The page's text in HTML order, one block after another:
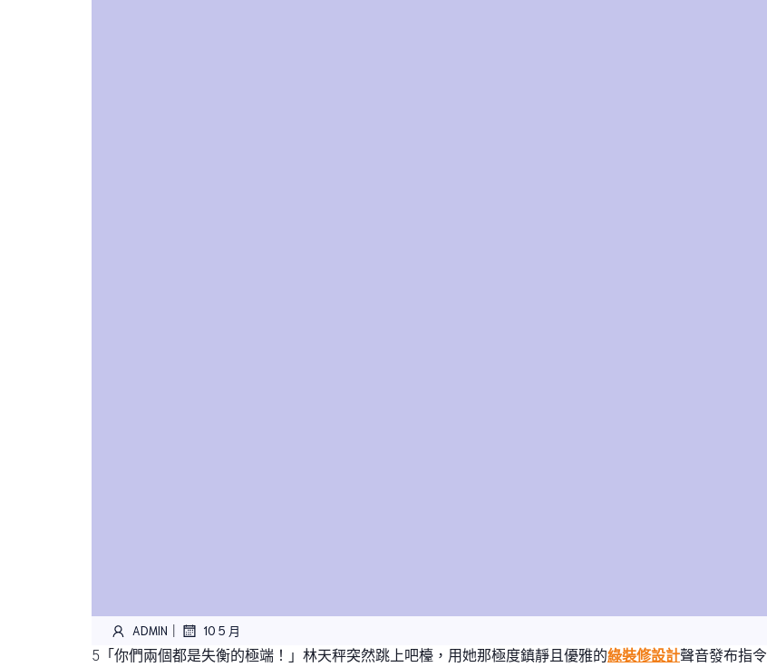
ADMIN | 10 5 月
5「你們兩個都是失衡的極端！」林天秤突然跳上吧檯，用她那極度鎮靜且優雅的綠裝修設計聲音發布指令